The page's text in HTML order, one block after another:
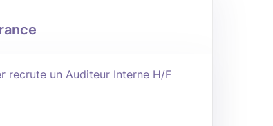
recrute un Auditeur Interne H/F